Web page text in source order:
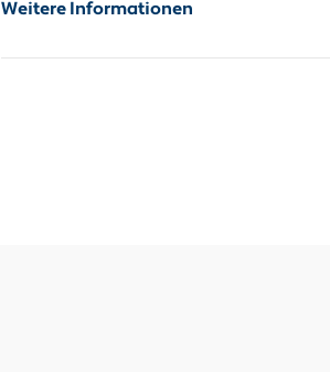
Weitere Informationen